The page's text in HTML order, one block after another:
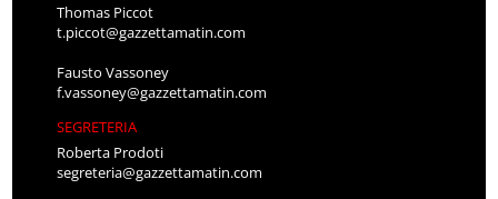
Thomas Piccot
t.piccot@gazzettamatin.com
Fausto Vassoney
f.vassoney@gazzettamatin.com
SEGRETERIA
Roberta Prodoti
segreteria@gazzettamatin.com